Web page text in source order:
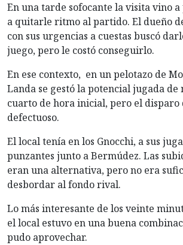
En una tarde sofocante la visita vino
a quitarle ritmo al partido. El dueño
con sus urgencias a cuestas buscó
juego, pero le costó conseguirlo.
En ese contexto, en un pelotazo de
Landa se gestó la potencial jugada
cuarto de hora inicial, pero el
defectuoso.
El local tenía en los Gnocchi, a sus
punzantes junto a Bermúdez. Las
eran una alternativa, pero no era
desbordar al fondo rival.
Lo más interesante de los veinte
el local estuvo en una buena
pudo aprovechar.